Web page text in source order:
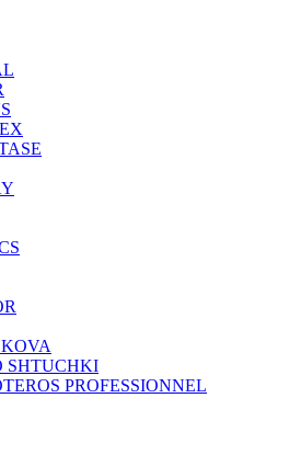
SHTUCHKI
PROFESSIONNEL